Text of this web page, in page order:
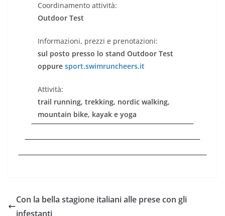
Coordinamento attività:
Outdoor Test
Informazioni, prezzi e prenotazioni:
sul posto presso lo stand Outdoor Test
oppure sport.swimruncheers.it
Attività:
trail running, trekking, nordic walking,
mountain bike, kayak e yoga
Con la bella stagione italiani alle prese con gli
infestanti